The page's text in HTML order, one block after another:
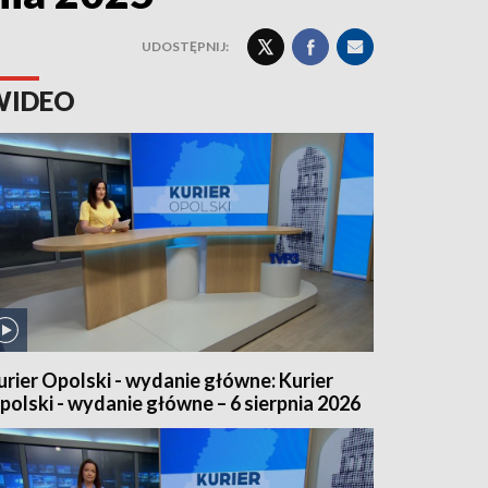
UDOSTĘPNIJ:
Opolski - wydanie główne: Kurier
- wydanie główne – 6 sierpnia 2026